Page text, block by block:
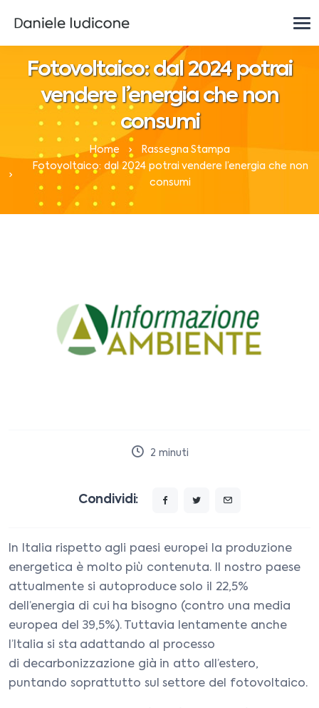
Fotovoltaico: dal 2024 potrai
vendere l’energia che non
consumi
Home
Rassegna Stampa
Fotovoltaico: dal 2024 potrai vendere l’energia che non
consumi
2 minuti
Condividi:
In Italia rispetto agli paesi europei la produzione
energetica è molto più contenuta. Il nostro paese
attualmente si autoproduce solo il 22,5%
dell’energia di cui ha bisogno (contro una media
europea del 39,5%). Tuttavia lentamente anche
l’Italia si sta adattando al processo
di decarbonizzazione già in atto all’estero,
puntando soprattutto sul settore del fotovoltaico.